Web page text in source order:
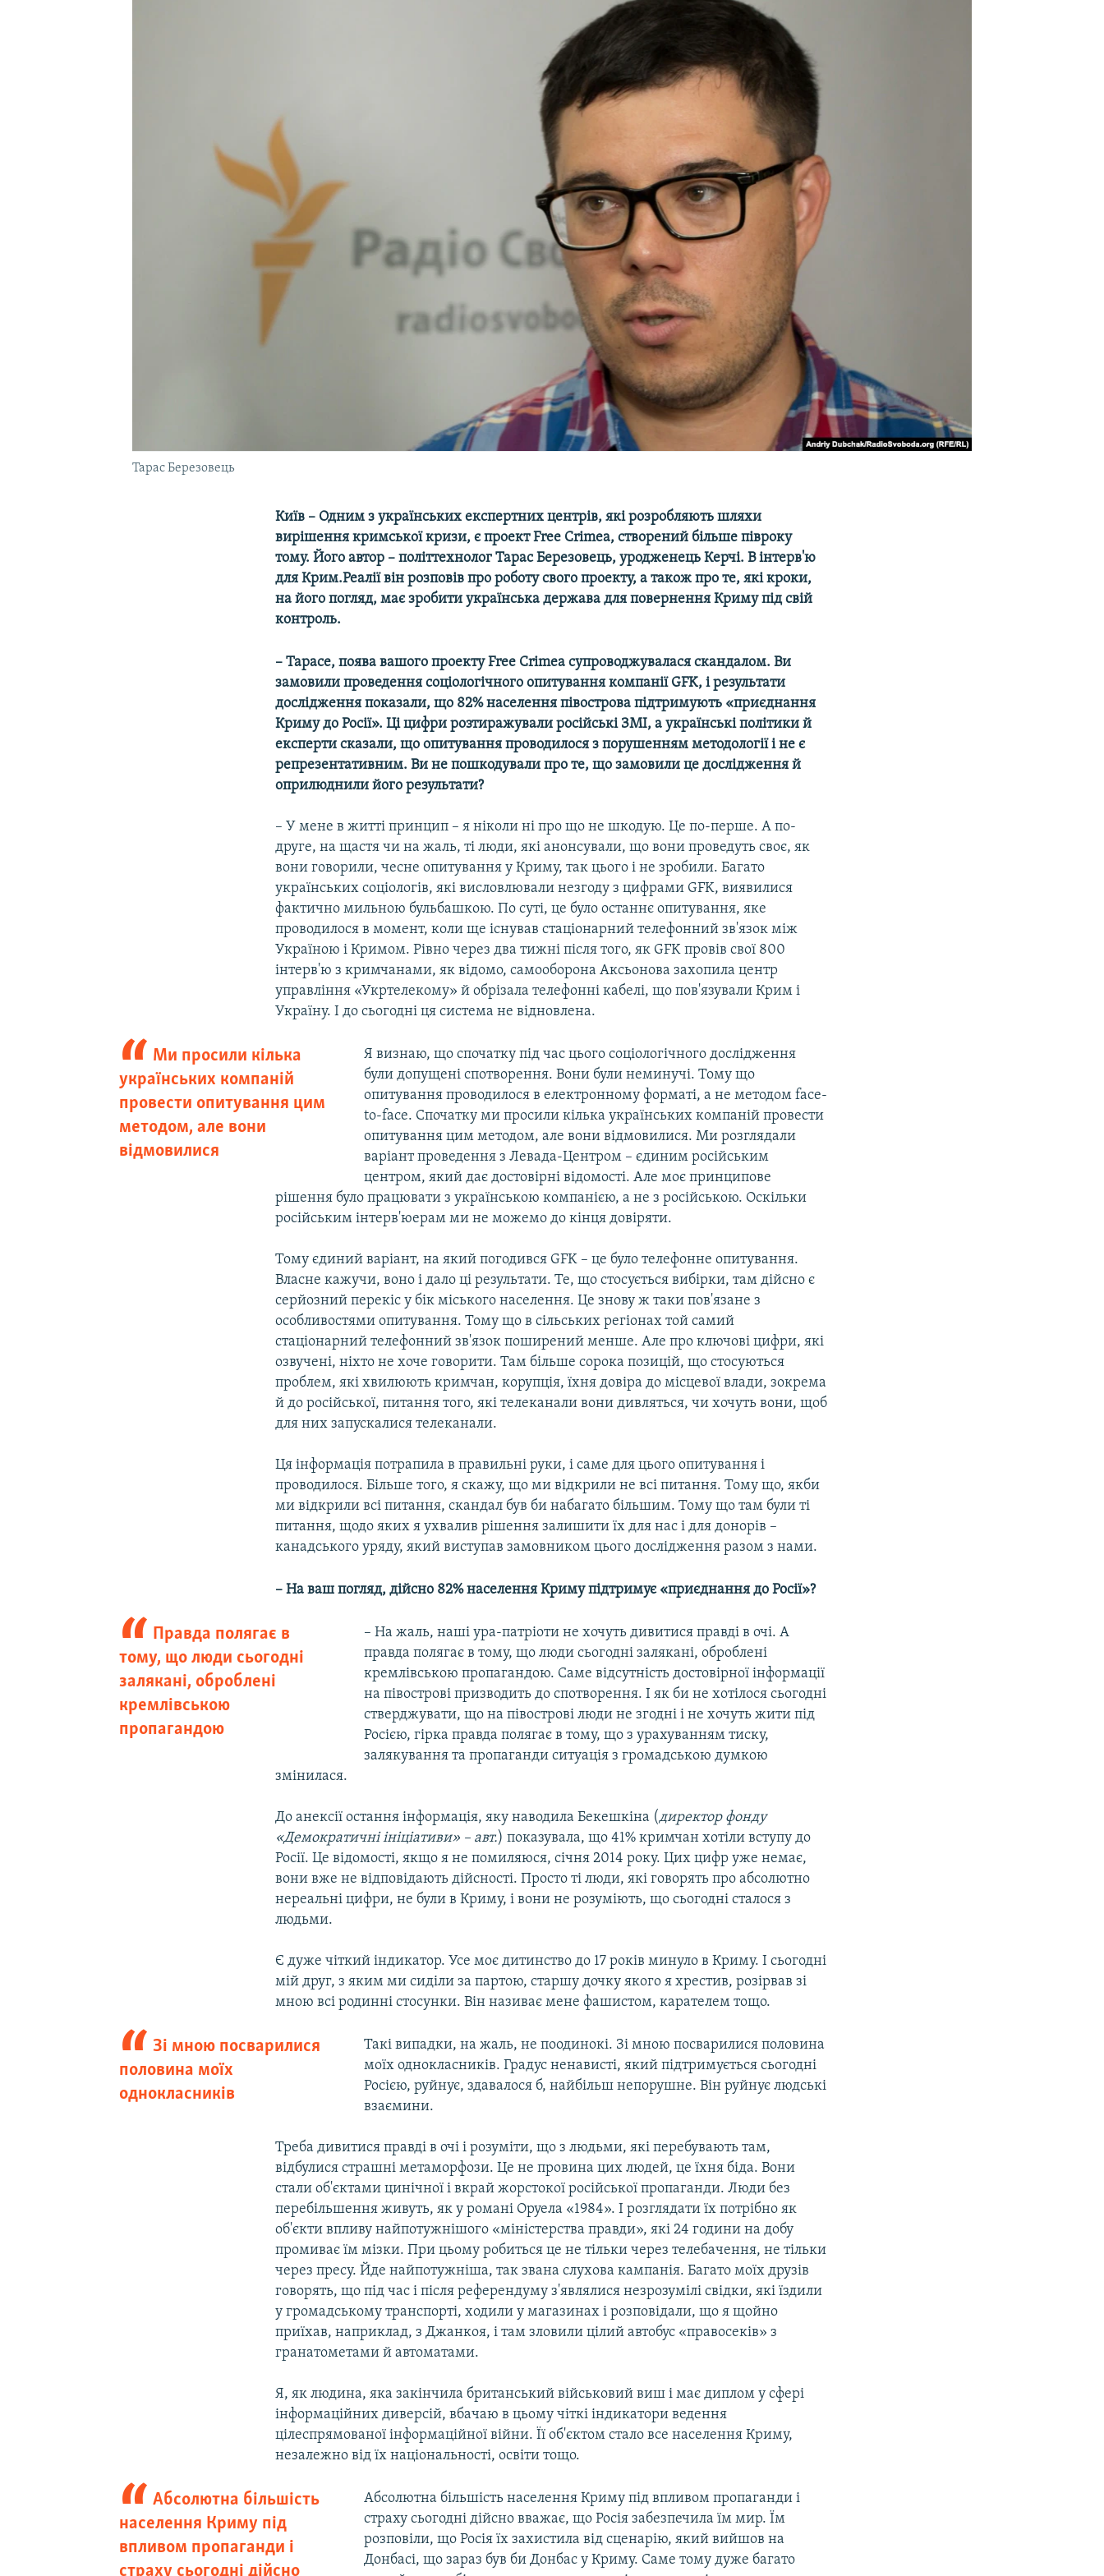
Тарас Березовець
Київ – Одним з українських експертних центрів, які розробляють шляхи
вирішення кримської кризи, є проект Free Crimea, створений більше півроку
тому. Його автор – політтехнолог Тарас Березовець, уродженець Керчі. В інтерв'ю
для Крим.Реалії він розповів про роботу свого проекту, а також про те, які кроки,
на його погляд, має зробити українська держава для повернення Криму під свій
контроль.
– Тарасе, поява вашого проекту Free Crimea супроводжувалася скандалом. Ви
замовили проведення соціологічного опитування компанії GFK, і результати
дослідження показали, що 82% населення півострова підтримують «приєднання
Криму до Росії». Ці цифри розтиражували російські ЗМІ, а українські політики й
експерти сказали, що опитування проводилося з порушенням методології і не є
репрезентативним. Ви не пошкодували про те, що замовили це дослідження й
оприлюднили його результати?
– У мене в житті принцип – я ніколи ні про що не шкодую. Це по-перше. А по-
друге, на щастя чи на жаль, ті люди, які анонсували, що вони проведуть своє, як
вони говорили, чесне опитування у Криму, так цього і не зробили. Багато
українських соціологів, які висловлювали незгоду з цифрами GFK, виявилися
фактично мильною бульбашкою. По суті, це було останнє опитування, яке
проводилося в момент, коли ще існував стаціонарний телефонний зв'язок між
Україною і Кримом. Рівно через два тижні після того, як GFK провів свої 800
інтерв'ю з кримчанами, як відомо, самооборона Аксьонова захопила центр
управління «Укртелекому» й обрізала телефонні кабелі, що пов'язували Крим і
Україну. І до сьогодні ця система не відновлена.
Ми просили кілька
українських компаній
провести опитування цим
методом, але вони
відмовилися
Я визнаю, що спочатку під час цього соціологічного дослідження
були допущені спотворення. Вони були неминучі. Тому що
опитування проводилося в електронному форматі, а не методом face-
to-face. Спочатку ми просили кілька українських компаній провести
опитування цим методом, але вони відмовилися. Ми розглядали
варіант проведення з Левада-Центром – єдиним російським
центром, який дає достовірні відомості. Але моє принципове
рішення було працювати з українською компанією, а не з російською. Оскільки
російським інтерв'юерам ми не можемо до кінця довіряти.
Тому єдиний варіант, на який погодився GFK – це було телефонне опитування.
Власне кажучи, воно і дало ці результати. Те, що стосується вибірки, там дійсно є
серйозний перекіс у бік міського населення. Це знову ж таки пов'язане з
особливостями опитування. Тому що в сільських регіонах той самий
стаціонарний телефонний зв'язок поширений менше. Але про ключові цифри, які
озвучені, ніхто не хоче говорити. Там більше сорока позицій, що стосуються
проблем, які хвилюють кримчан, корупція, їхня довіра до місцевої влади, зокрема
й до російської, питання того, які телеканали вони дивляться, чи хочуть вони, щоб
для них запускалися телеканали.
Ця інформація потрапила в правильні руки, і саме для цього опитування і
проводилося. Більше того, я скажу, що ми відкрили не всі питання. Тому що, якби
ми відкрили всі питання, скандал був би набагато більшим. Тому що там були ті
питання, щодо яких я ухвалив рішення залишити їх для нас і для донорів –
канадського уряду, який виступав замовником цього дослідження разом з нами.
– На ваш погляд, дійсно 82% населення Криму підтримує «приєднання до Росії»?
Правда полягає в
тому, що люди сьогодні
залякані, оброблені
кремлівською
пропагандою
– На жаль, наші ура-патріоти не хочуть дивитися правді в очі. А
правда полягає в тому, що люди сьогодні залякані, оброблені
кремлівською пропагандою. Саме відсутність достовірної інформації
на півострові призводить до спотворення. І як би не хотілося сьогодні
стверджувати, що на півострові люди не згодні і не хочуть жити під
Росією, гірка правда полягає в тому, що з урахуванням тиску,
залякування та пропаганди ситуація з громадською думкою
змінилася.
До анексії остання інформація, яку наводила Бекешкіна (директор фонду
«Демократичні ініціативи» – авт.) показувала, що 41% кримчан хотіли вступу до
Росії. Це відомості, якщо я не помиляюся, січня 2014 року. Цих цифр уже немає,
вони вже не відповідають дійсності. Просто ті люди, які говорять про абсолютно
нереальні цифри, не були в Криму, і вони не розуміють, що сьогодні сталося з
людьми.
Є дуже чіткий індикатор. Усе моє дитинство до 17 років минуло в Криму. І сьогодні
мій друг, з яким ми сиділи за партою, старшу дочку якого я хрестив, розірвав зі
мною всі родинні стосунки. Він називає мене фашистом, карателем тощо.
Зі мною посварилися
половина моїх
однокласників
Такі випадки, на жаль, не поодинокі. Зі мною посварилися половина
моїх однокласників. Градус ненависті, який підтримується сьогодні
Росією, руйнує, здавалося б, найбільш непорушне. Він руйнує людські
взаємини.
Треба дивитися правді в очі і розуміти, що з людьми, які перебувають там,
відбулися страшні метаморфози. Це не провина цих людей, це їхня біда. Вони
стали об'єктами цинічної і вкрай жорстокої російської пропаганди. Люди без
перебільшення живуть, як у романі Оруела «1984». І розглядати їх потрібно як
об'єкти впливу найпотужнішого «міністерства правди», які 24 години на добу
промиває їм мізки. При цьому робиться це не тільки через телебачення, не тільки
через пресу. Йде найпотужніша, так звана слухова кампанія. Багато моїх друзів
говорять, що під час і після референдуму з'являлися незрозумілі свідки, які їздили
у громадському транспорті, ходили у магазинах і розповідали, що я щойно
приїхав, наприклад, з Джанкоя, і там зловили цілий автобус «правосеків» з
гранатометами й автоматами.
Я, як людина, яка закінчила британський військовий виш і має диплом у сфері
інформаційних диверсій, вбачаю в цьому чіткі індикатори ведення
цілеспрямованої інформаційної війни. Її об'єктом стало все населення Криму,
незалежно від їх національності, освіти тощо.
Абсолютна більшість
населення Криму під
впливом пропаганди і
страху сьогодні дійсно
Абсолютна більшість населення Криму під впливом пропаганди і
страху сьогодні дійсно вважає, що Росія забезпечила їм мир. Їм
розповіли, що Росія їх захистила від сценарію, який вийшов на
Донбасі, що зараз був би Донбас у Криму. Саме тому дуже багато